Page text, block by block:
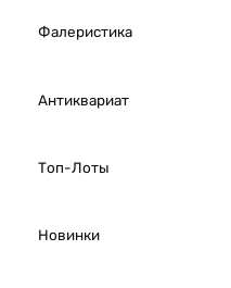
Фалеристика
Антиквариат
Топ-Лоты
Новинки